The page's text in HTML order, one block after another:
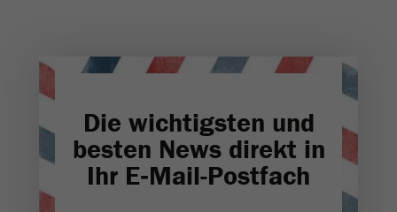
Die wichtigsten und
besten News direkt in
Ihr E‑Mail-Postfach